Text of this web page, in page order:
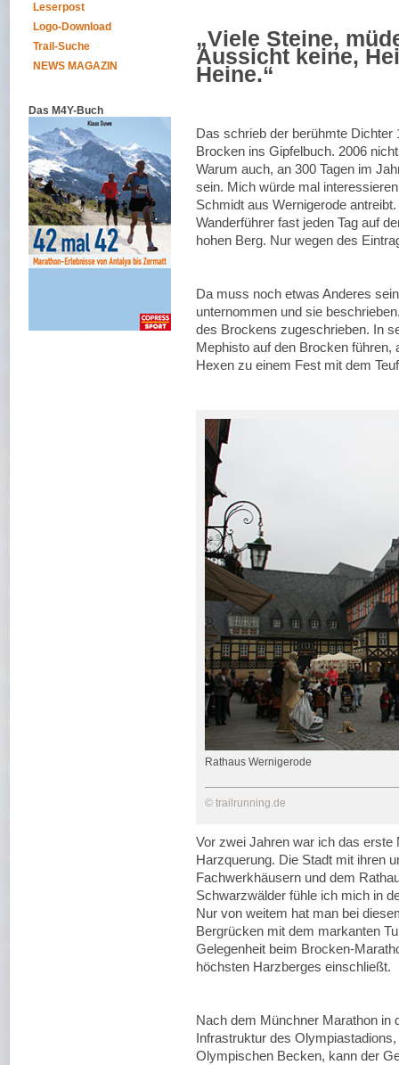
Leserpost
Logo-Download
Trail-Suche
NEWS MAGAZIN
Das M4Y-Buch
„Viele Steine,
Aussicht keine,
Heine.“
Das schrieb der berühmte Dichter
Brocken ins Gipfelbuch. 2006
Warum auch, an 300 Tagen im
sein. Mich würde mal
Schmidt aus Wernigerode
Wanderführer fast jeden Tag auf
hohen Berg. Nur wegen des
Da muss noch etwas Anderes
unternommen und sie
des Brockens zugeschrieben. In
Mephisto auf den Brocken führen,
Hexen zu einem Fest mit dem
Rathaus Wernigerode
© trailrunning.de
Vor zwei Jahren war ich das
Harzquerung. Die Stadt mit ihren
Fachwerkhäusern und dem
Schwarzwälder fühle ich mich in
Nur von weitem hat man bei
Bergrücken mit dem markanten
Gelegenheit beim Brocken-
höchsten Harzberges einschließt.
Nach dem Münchner Marathon in
Infrastruktur des
Olympischen Becken, kann der